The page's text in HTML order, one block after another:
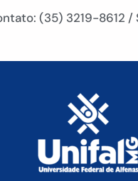
(35) 3219-8612 /